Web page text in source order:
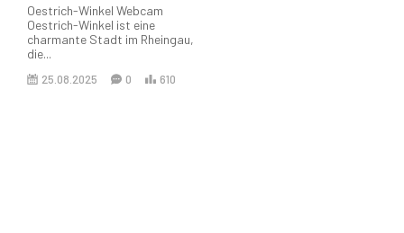
Oestrich-Winkel Webcam
Oestrich-Winkel ist eine
charmante Stadt im Rheingau,
die...
25.08.2025 0 610